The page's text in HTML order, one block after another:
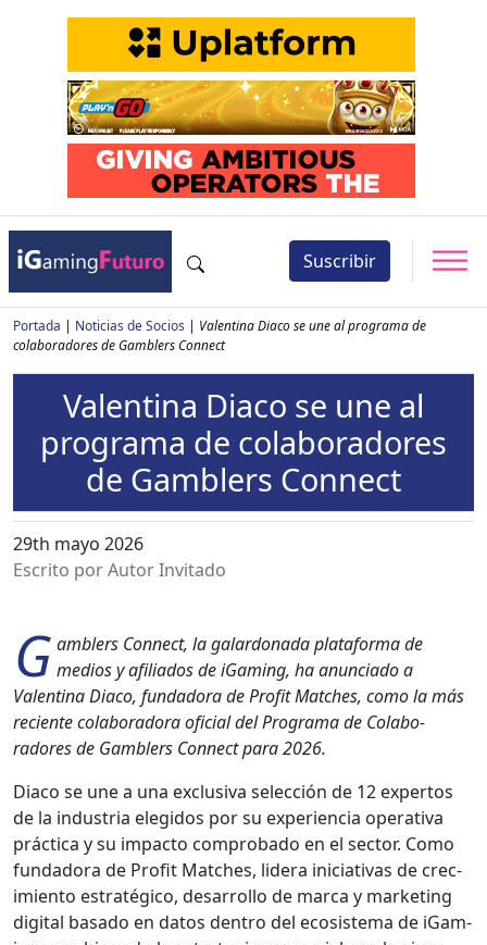
Suscribir
Portada | Noticias de Socios | Valentina Diaco se une al programa de
colaboradores de Gamblers Connect
Valentina Diaco se une al
programa de colaboradores
de Gamblers Connect
29th mayo 2026
Escrito por Autor Invitado
G am­blers Con­nect, la galar­don­a­da platafor­ma de
medios y afil­i­a­dos de iGam­ing, ha anun­ci­a­do a
Valenti­na Dia­co, fun­dado­ra de Prof­it Match­es, como la más
reciente colab­o­rado­ra ofi­cial del Pro­gra­ma de Colab­o­
radores de Gam­blers Con­nect para 2026.
Dia­co se une a una exclu­si­va selec­ción de 12 exper­tos
de la indus­tria elegi­dos por su expe­ri­en­cia oper­a­ti­va
prác­ti­ca y su impacto com­pro­ba­do en el sec­tor. Como
fun­dado­ra de Prof­it Match­es, lid­era ini­cia­ti­vas de crec­
imien­to estratégi­co, desar­rol­lo de mar­ca y mar­ket­ing
dig­i­tal basa­do en datos den­tro del eco­sis­tema de iGam­